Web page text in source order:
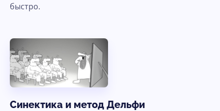
быстро.
Синектика и метод Дельфи